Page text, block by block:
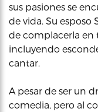
sus pasiones se
de vida. Su esposo
de complacerla en
incluyendo
cantar.
A pesar de ser un
comedia, pero al